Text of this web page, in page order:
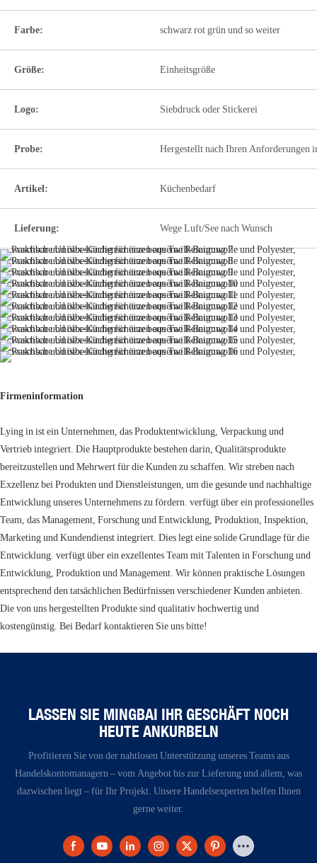
Farbe: schwarz rot grün und so weiter
Größe: Einheitsgröße
Logo: Siebdruck oder Stickerei
Probe: Hergestellt nach Ihren Anforderungen
Artikel: Küchenbedarf
Lieferung: Wege Luft/See nach Wunsch
Firmeninformation
Lying in ist ein Unternehmen, das Produktentwicklung, Verpackung und
Vertrieb integriert. Die Hauptprodukte bestehen darin, Qualitätsprodukte
bereitzustellen und Mehrwert für die Kunden zu schaffen. Wir streben nach
Exzellenz bei Produkten und Dienstleistungen, um die gesunde und nachhaltige
Entwicklung unseres Unternehmens zu fördern. verfügt über ein professionelles
Team, das Management, Forschung und Entwicklung, Produktion, Inspektion,
Marketing und Kundendienst integriert. Dies legt eine solide Grundlage für die
Entwicklung. verfügt über ein exzellentes Team mit Talenten in Forschung und
Entwicklung, Produktion und Management. Wir können praktische Lösungen
entsprechend den tatsächlichen Bedürfnissen verschiedener Kunden anbieten.
Die von uns hergestellten Produkte sind qualitativ hochwertig und
kostengünstig. Bei Bedarf kontaktieren Sie uns bitte!
LASSEN SIE MINGBAI IHR GESCHÄFT NOCH
HEUTE ANKURBELN
Profitieren Sie von der nahtlosen Unterstützung unseres Teams aus
Handelskontomanagern – vom Angebot bis zur Lieferung und allem, was
dazwischen liegt – für Ihr Projekt. Unsere Handelsexperten helfen Ihnen
gerne weiter.